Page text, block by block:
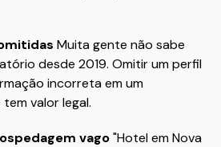
Muita gente não sabe
desde 2019. Omitir um perfil
incorreta em um
valor legal.
vago"Hotel em Nova